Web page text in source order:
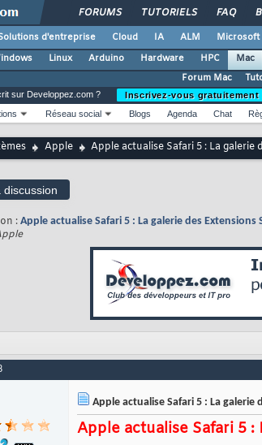
FORUMS TUTORIELS FAQ
d'entreprise Cloud IA ALM Microsoft
Linux Arduino Hardware HPC Mac
Forum Mac
sur Developpez.com ?
Inscrivez-vous gratuitement
Réseau social Blogs Agenda Chat
Apple Apple actualise Safari 5 : La
discussion
: Apple actualise Safari 5 : La galerie des
Apple actualise Safari 5 : La
Apple actualise Safari 5